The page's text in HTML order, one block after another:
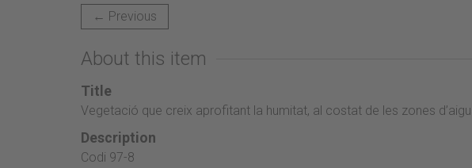
← Previous
About this item
Title
Vegetació que creix aprofitant la humitat, al costat de les zones
Description
Codi 97-8